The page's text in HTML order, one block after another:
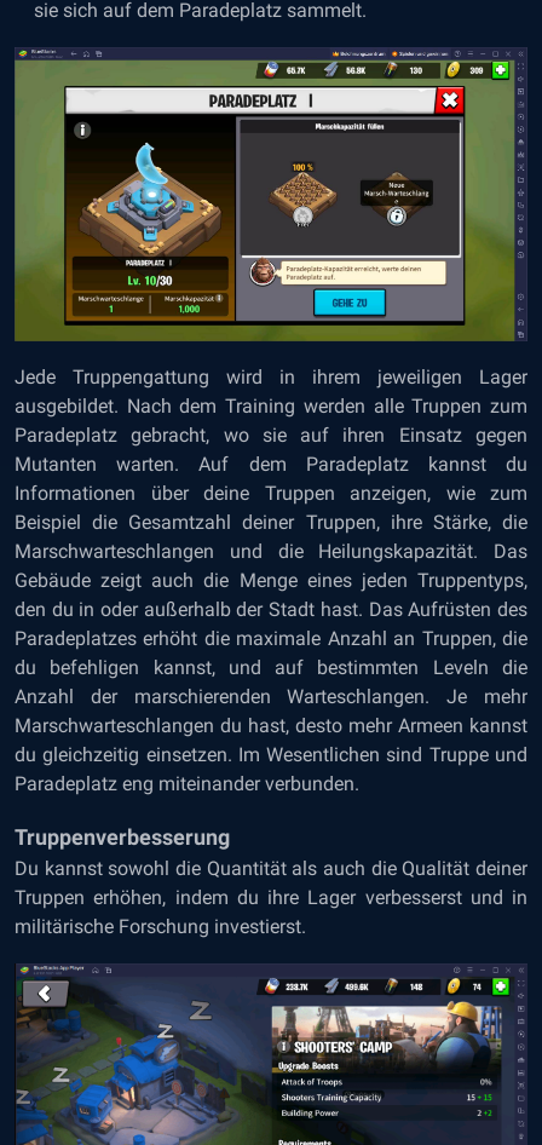
sie sich auf dem Paradeplatz sammelt.
Jede Truppengattung wird in ihrem jeweiligen Lager
ausgebildet. Nach dem Training werden alle Truppen zum
Paradeplatz gebracht, wo sie auf ihren Einsatz gegen
Mutanten warten. Auf dem Paradeplatz kannst du
Informationen über deine Truppen anzeigen, wie zum
Beispiel die Gesamtzahl deiner Truppen, ihre Stärke, die
Marschwarteschlangen und die Heilungskapazität. Das
Gebäude zeigt auch die Menge eines jeden Truppentyps,
den du in oder außerhalb der Stadt hast. Das Aufrüsten des
Paradeplatzes erhöht die maximale Anzahl an Truppen, die
du befehligen kannst, und auf bestimmten Leveln die
Anzahl der marschierenden Warteschlangen. Je mehr
Marschwarteschlangen du hast, desto mehr Armeen kannst
du gleichzeitig einsetzen. Im Wesentlichen sind Truppe und
Paradeplatz eng miteinander verbunden.
Truppenverbesserung
Du kannst sowohl die Quantität als auch die Qualität deiner
Truppen erhöhen, indem du ihre Lager verbesserst und in
militärische Forschung investierst.